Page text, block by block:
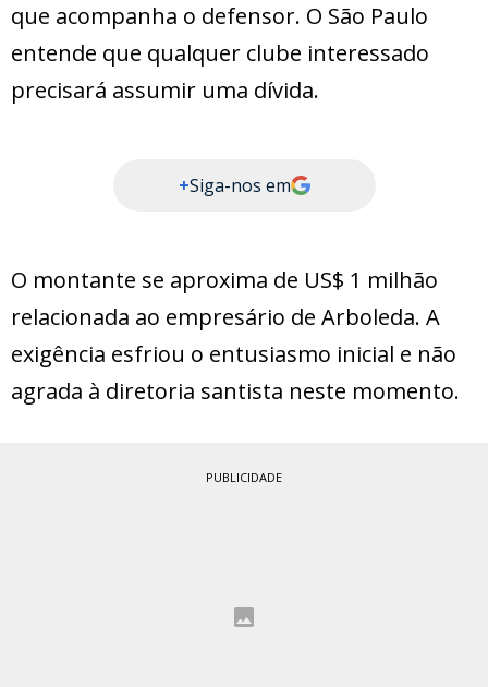
que acompanha o defensor. O São Paulo
entende que qualquer clube interessado
precisará assumir uma dívida.
+Siga-nos em
O montante se aproxima de US$ 1 milhão
relacionada ao empresário de Arboleda. A
exigência esfriou o entusiasmo inicial e não
agrada à diretoria santista neste momento.
PUBLICIDADE